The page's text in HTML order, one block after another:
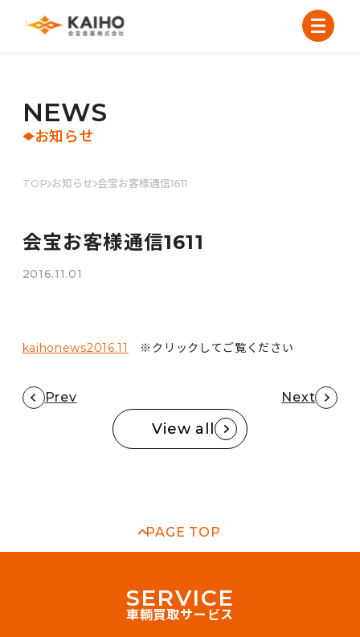
NEWS
お知らせ
TOP お知らせ 会宝お客様通信1611
会宝お客様通信1611
2016.11.01
kaihonews2016.11 ※クリックしてご覧ください
Prev Next
View all
PAGE TOP
SERVICE
車輌買取サービス